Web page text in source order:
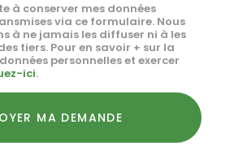
à conserver mes données
via ce formulaire. Nous
à ne jamais les diffuser ni à les
tiers. Pour en savoir + sur la
personnelles et exercer
ici.
MA DEMANDE